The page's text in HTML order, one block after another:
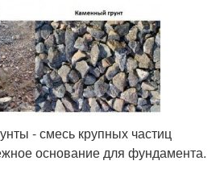
- смесь крупных частиц
основание для фундамента.